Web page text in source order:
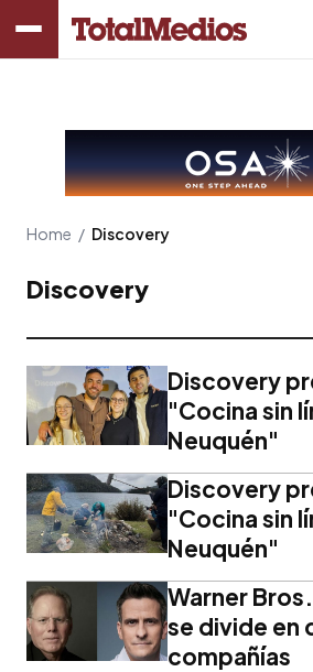
Home / Discovery
Discovery
Discovery
"Cocina sin
Neuquén"
Discovery
"Cocina sin
Neuquén"
Warner
se divide en
compañías